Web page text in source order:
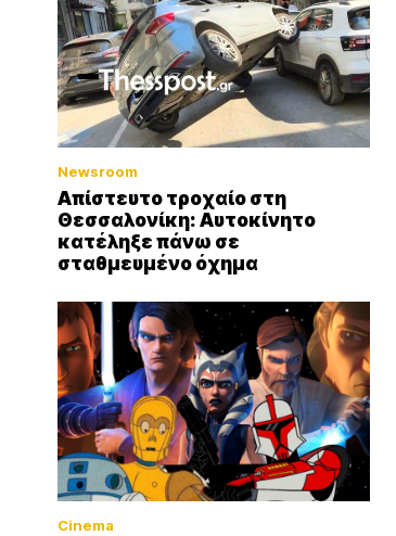
Newsroom
Απίστευτο τροχαίο στη
Θεσσαλονίκη: Αυτοκίνητο
κατέληξε πάνω σε
σταθμευμένο όχημα
Cinema